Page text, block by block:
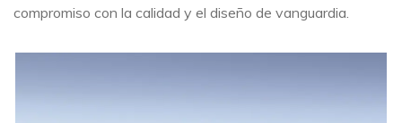
compromiso con la calidad y el diseño de vanguardia.